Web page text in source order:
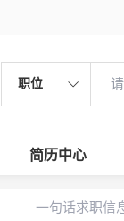
职位
简历中心
一句话求职信